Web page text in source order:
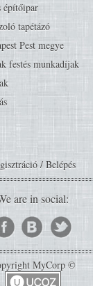
építőipar
tapétázó
Pest megye
festés munkadíjak
/ Belépés
are in social:
MyCorp ©